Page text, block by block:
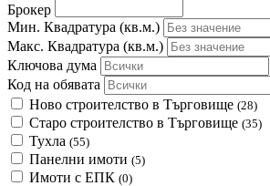
Брокер
Мин. Квадратура (кв.м.)
Макс. Квадратура (кв.м.)
Ключова дума
Код на обявата
Ново строителство в Търговище (28)
Старо строителство в Търговище (35)
Тухла (55)
Панелни имоти (5)
Имоти с ЕПК (0)